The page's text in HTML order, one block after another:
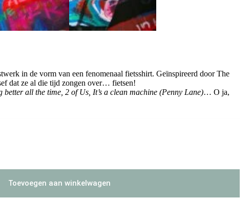
in de vorm van een fenomenaal fietsshirt. Geïnspireerd door The
dat ze al die tijd zongen over… fietsen!
all the time, 2 of Us, It’s a clean machine (Penny Lane)… O ja,
Toevoegen aan winkelwagen